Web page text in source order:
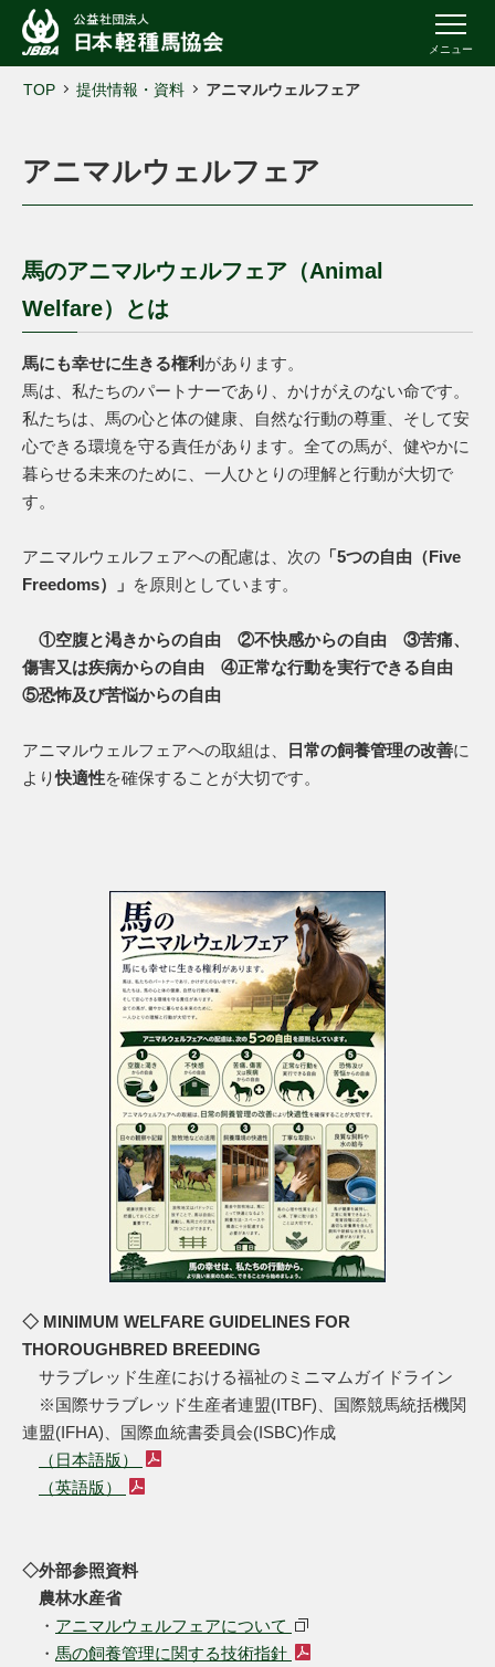
メニュー
TOP 提供情報・資料 アニマルウェルフェア
アニマルウェルフェア
馬のアニマルウェルフェア（Animal
Welfare）とは
馬にも幸せに生きる権利 があります。
馬は、私たちのパートナーであり、かけがえのない命です。
私たちは、馬の心と体の健康、自然な行動の尊重、そして安
心できる環境を守る責任があります。全ての馬が、健やかに
暮らせる未来のために、一人ひとりの理解と行動が大切で
す。
アニマルウェルフェアへの配慮は、次の 「5つの自由（Five
Freedoms）」 を原則としています。
①空腹と渇きからの自由 ②不快感からの自由 ③苦痛、
傷害又は疾病からの自由 ④正常な行動を実行できる自由
⑤恐怖及び苦悩からの自由
アニマルウェルフェアへの取組は、 日常の飼養管理の改善に
より快適性を確保することが大切です。
◇ MINIMUM WELFARE GUIDELINES FOR
THOROUGHBRED BREEDING
サラブレッド生産における福祉のミニマムガイドライン
※国際サラブレッド生産者連盟(ITBF)、国際競馬統括機関
連盟(IFHA)、国際血統書委員会(ISBC)作成
（日本語版）
（英語版）
◇外部参照資料
農林水産省
・ アニマルウェルフェアについて
・ 馬の飼養管理に関する技術指針